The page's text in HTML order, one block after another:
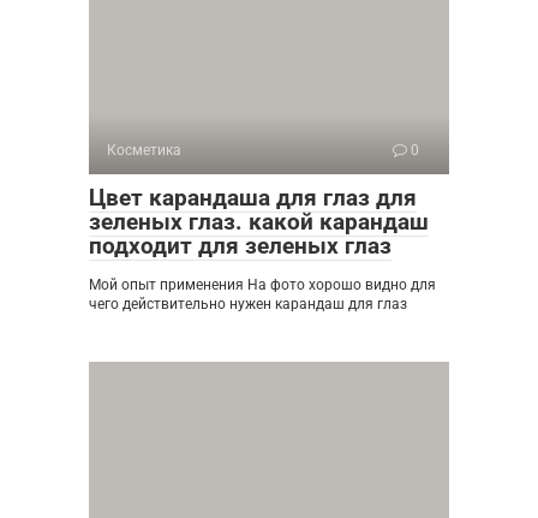
Косметика 0
Цвет карандаша для глаз для
зеленых глаз. какой карандаш
подходит для зеленых глаз
Мой опыт применения На фото хорошо видно для
чего действительно нужен карандаш для глаз